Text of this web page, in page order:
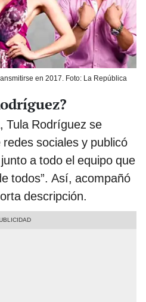
en 2017. Foto: La República
Tula Rodríguez se
sociales y publicó
a todo el equipo que
todos”. Así, acompañó
descripción.